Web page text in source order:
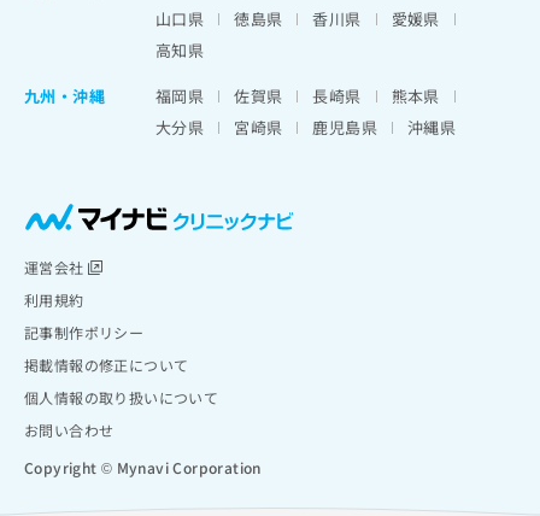
山口県
徳島県 香川県
愛媛県
高知県
九州・沖縄
福岡県 佐賀県 長崎県
熊本県
大分県
宮崎県 鹿児島県 沖縄県
運営会社
利用規約
記事制作ポリシー
掲載情報の修正について
個人情報の取り扱いについて
お問い合わせ
Copyright © Mynavi Corporation